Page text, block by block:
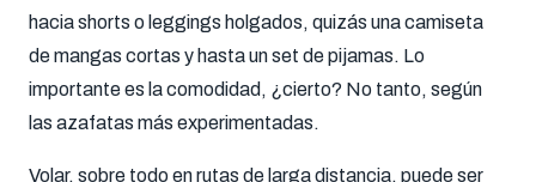
hacia shorts o leggings holgados, quizás una camiseta
de mangas cortas y hasta un set de pijamas. Lo
importante es la comodidad, ¿cierto? No tanto, según
las azafatas más experimentadas.
Volar, sobre todo en rutas de larga distancia, puede ser